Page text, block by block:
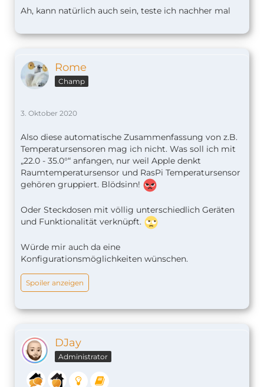
Ah, kann natürlich auch sein, teste ich nachher mal
Rome
Champ
3. Oktober 2020
Also diese automatische Zusammenfassung von z.B.
Temperatursensoren mag ich nicht. Was soll ich mit
„22.0 - 35.0°“ anfangen, nur weil Apple denkt
Raumtemperatursensor und RasPi Temperatursensor
gehören gruppiert. Blödsinn!
Oder Steckdosen mit völlig unterschiedlich Geräten
und Funktionalität verknüpft.
Würde mir auch da eine
Konfigurationsmöglichkeiten wünschen.
Spoiler anzeigen
DJay
Administrator